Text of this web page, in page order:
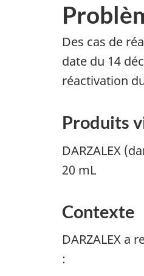
Des cas de
date du 14
réactivation
Produits
DARZALEX
20 mL
Contexte
DARZALEX a
: